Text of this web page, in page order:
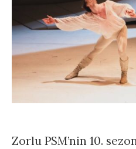
Zorlu PSM’nin 10.